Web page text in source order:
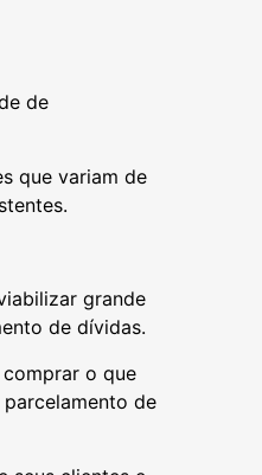
de
que variam de
grande
de dívidas.
o que
de